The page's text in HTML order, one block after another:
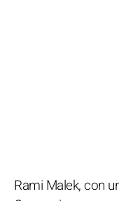
Rami Malek, con